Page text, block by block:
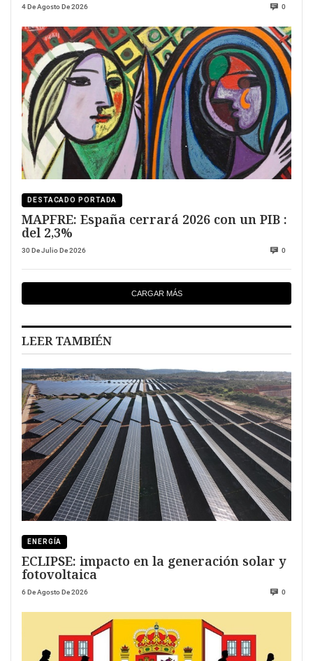
4 De Agosto De 2026 0
DESTACADO PORTADA
MAPFRE: España cerrará 2026 con un PIB :
del 2,3%
30 De Julio De 2026 0
CARGAR MÁS
LEER TAMBIÉN
ENERGÍA
ECLIPSE: impacto en la generación solar y
fotovoltaica
6 De Agosto De 2026 0